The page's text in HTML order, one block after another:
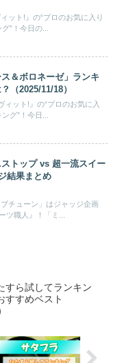
ット!』の“プロのお気に入り
”！今日の...
＆ボロネーゼ」ランキ
（2025/11/18）
ィット!』の“プロのお気に入
グ”！今日...
ストップ vs 超一流スイー
結果まとめ
チューン」はジャッジ企画
ツ職人』！「ミ...
すら試してランキン
すすめベスト